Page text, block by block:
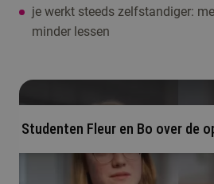
je werkt steeds zelfstandiger:
minder lessen
Studenten Fleur en Bo over de